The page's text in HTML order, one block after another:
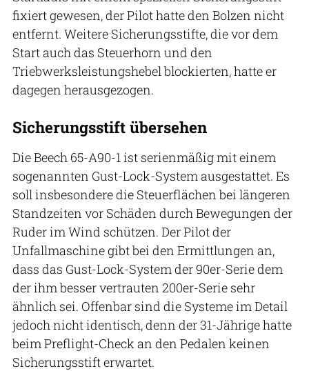
fixiert gewesen, der Pilot hatte den Bolzen nicht
entfernt. Weitere Sicherungsstifte, die vor dem
Start auch das Steuerhorn und den
Triebwerksleistungshebel blockierten, hatte er
dagegen herausgezogen.
Sicherungsstift übersehen
Die Beech 65-A90-1 ist serienmäßig mit einem
sogenannten Gust-Lock-System ausgestattet. Es
soll insbesondere die Steuerflächen bei längeren
Standzeiten vor Schäden durch Bewegungen der
Ruder im Wind schützen. Der Pilot der
Unfallmaschine gibt bei den Ermittlungen an,
dass das Gust-Lock-System der 90er-Serie dem
der ihm besser vertrauten 200er-Serie sehr
ähnlich sei. Offenbar sind die Systeme im Detail
jedoch nicht identisch, denn der 31-Jährige hatte
beim Preflight-Check an den Pedalen keinen
Sicherungsstift erwartet.